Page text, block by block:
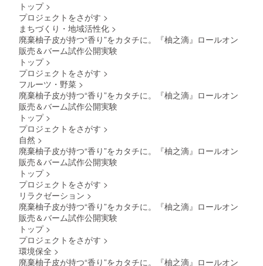
残り時間、自分と向き
合いながら終了を迎え
たいと思います。それ
すが応援いただき本当
にありがとうございま
した。引き続きどう
し上げます。嶺北
aroma菅原和仁
葉やシェアに何度も励
まされながら、少しず
つ発信を続けてきまし
にありがたい節目で
す。ただ、目標達成ま
ではまだ道半ばです。
滴のこと、嶺北の柚子
のこと、このプロジェ
クトで実現したいこと
信していきます。もし
よろしければ、引き続
きご支援やSNSでの
シェア、周りの方への
トップ >
プロジェクトをさがす >
まちづくり・地域活性化 >
廃棄柚子皮が持つ“香り”をカタチに。『柚之滴』ロールオン
販売＆バーム試作公開実験
トップ >
プロジェクトをさがす >
フルーツ・野菜 >
廃棄柚子皮が持つ“香り”をカタチに。『柚之滴』ロールオン
販売＆バーム試作公開実験
トップ >
プロジェクトをさがす >
自然 >
廃棄柚子皮が持つ“香り”をカタチに。『柚之滴』ロールオン
販売＆バーム試作公開実験
トップ >
プロジェクトをさがす >
リラクゼーション >
廃棄柚子皮が持つ“香り”をカタチに。『柚之滴』ロールオン
販売＆バーム試作公開実験
トップ >
プロジェクトをさがす >
環境保全 >
廃棄柚子皮が持つ“香り”をカタチに。『柚之滴』ロールオン